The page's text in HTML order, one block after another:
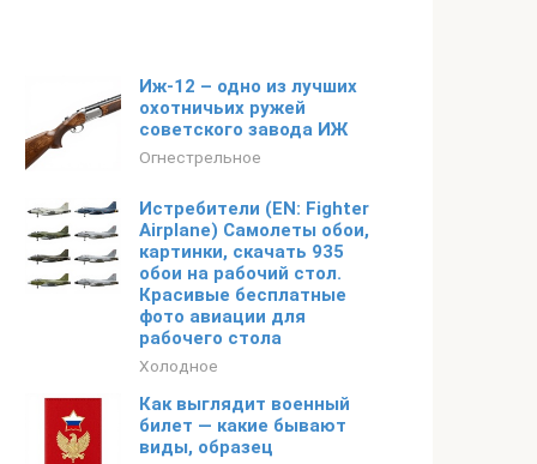
Иж-12 – одно из лучших
охотничьих ружей
советского завода ИЖ
Огнестрельное
Истребители (EN: Fighter
Airplane) Самолеты обои,
картинки, скачать 935
обои на рабочий стол.
Красивые бесплатные
фото авиации для
рабочего стола
Холодное
Как выглядит военный
билет — какие бывают
виды, образец